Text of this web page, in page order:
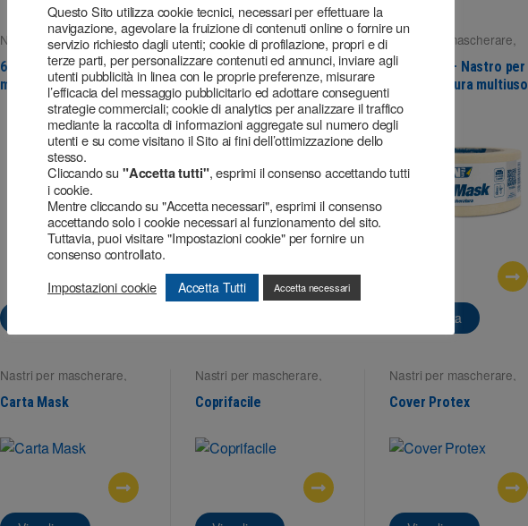
Nastri per mascherare,
Superfici interne
640 Paint – Nastro per
mascheratura generica
Nastri per mascherare,
Superfici interne
650 Washi – Nastro per
mascheratura di
precisione
Nastri per mascherare,
Superfici interne
660 Mask – Nastro per
mascheratura multiuso
Visualizza
Nastri per mascherare
Superfici interne
Carta Mask
Nastri per mascherare
Superfici interne
Coprifacile
Nastri per mascherare
Superfici interne
Cover Protex
Questo Sito utilizza cookie tecnici, necessari per effettuare la
navigazione, agevolare la fruizione di contenuti online o fornire un
servizio richiesto dagli utenti; cookie di profilazione, propri e di
terze parti, per personalizzare contenuti ed annunci, inviare agli
utenti pubblicità in linea con le proprie preferenze, misurare
l’efficacia del messaggio pubblicitario ed adottare conseguenti
strategie commerciali; cookie di analytics per analizzare il traffico
mediante la raccolta di informazioni aggregate sul numero degli
utenti e su come visitano il Sito ai fini dell’ottimizzazione dello
stesso.
Cliccando su "Accetta tutti", esprimi il consenso accettando tutti
i cookie.
Mentre cliccando su "Accetta necessari", esprimi il consenso
accettando solo i cookie necessari al funzionamento del sito.
Tuttavia, puoi visitare "Impostazioni cookie" per fornire un
consenso controllato.
Impostazioni cookie
Accetta Tutti Accetta necessari